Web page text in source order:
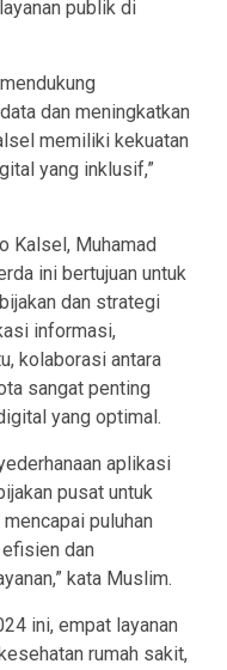
publik di
dan meningkatkan
memiliki kekuatan
yang inklusif,”
Kalsel, Muhamad
ini bertujuan untuk
dan strategi
informasi,
kolaborasi antara
sangat penting
yang optimal.
aplikasi
pusat untuk
puluhan
dan
kata Muslim.
ini, empat layanan
rumah sakit,